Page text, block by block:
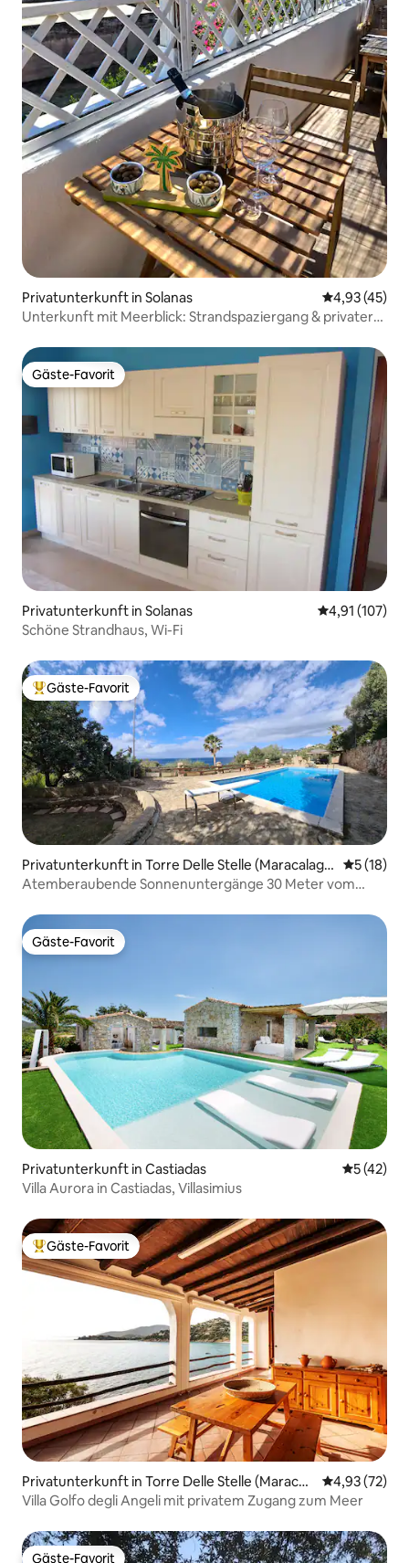
Privatunterkunft in Solanas
4,93 (45)
Unterkunft mit Meerblick: Strandspaziergang & privater
Gäste-Favorit
Gäste-Favorit
Privatunterkunft in Solanas
4,91 (107)
Schöne Strandhaus, Wi-Fi
Beliebter Gäste-Favorit.
Gäste-Favorit
Privatunterkunft in Torre Delle Stelle (Maracalago
nis)
5 (18)
Atemberaubende Sonnenuntergänge 30 Meter vom
Gäste-Favorit
Gäste-Favorit
Privatunterkunft in Castiadas
5 (42)
Villa Aurora in Castiadas, Villasimius
Beliebter Gäste-Favorit.
Gäste-Favorit
Privatunterkunft in Torre Delle Stelle (Maracal
agonis)
4,93 (72)
Villa Golfo degli Angeli mit privatem Zugang zum Meer
Gäste-Favorit